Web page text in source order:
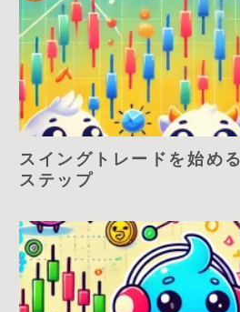
スイングトレードを始め
ステップ